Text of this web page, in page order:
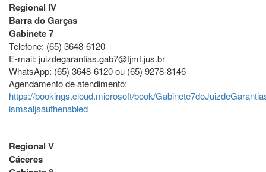
Regional IV
Barra do Garças
Gabinete 7
Telefone: (65) 3648-6120
E-mail: juizdegarantias.gab7@tjmt.jus.br
WhatsApp: (65) 3648-6120 ou (65) 9278-8146
Agendamento de atendimento:
https://bookings.cloud.microsoft/book/
ismsaljsauthenabled
Regional V
Cáceres